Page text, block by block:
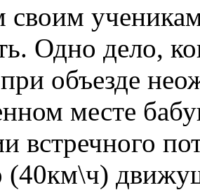
Одно дело,
объезде
месте
встречного
(40км\ч)